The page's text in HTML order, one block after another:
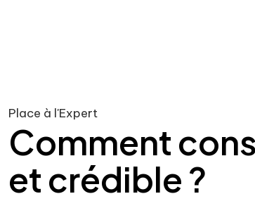
Place à l'Expert
Comment
et crédible ?